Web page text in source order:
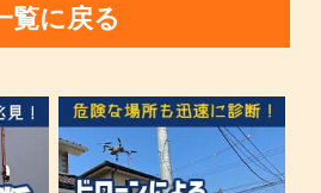
覧に戻る